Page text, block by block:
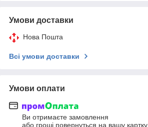
Умови доставки
Нова Пошта
Всі умови доставки
Умови оплати
Ви отримаєте замовлення
або гроші повернуться на вашу картку